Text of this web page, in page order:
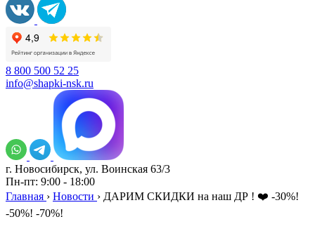
8 800 500 52 25
info@shapki-nsk.ru
г. Новосибирск, ул. Воинская 63/3
Пн-пт: 9:00 - 18:00
Главная › Новости › ДАРИМ СКИДКИ на наш ДР ! ❤️ -30%!
-50%! -70%!